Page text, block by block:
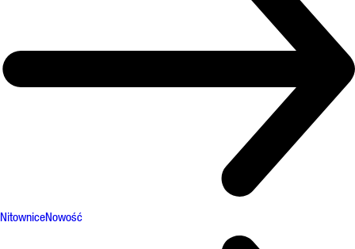
NitowniceNowość